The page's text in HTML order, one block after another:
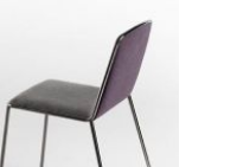
weeks. For Europe
can find specific
case you do not find
You can arrange
a specific quotation.